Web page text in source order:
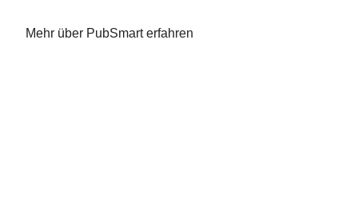
Mehr über PubSmart erfahren